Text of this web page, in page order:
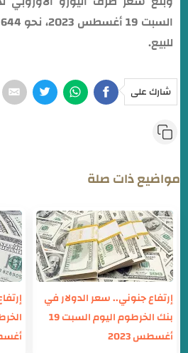
للبيع.
شارك على
مواضيع ذات صلة
إرتفاع جنوني.. سعر الدولار في
بنك الخرطوم اليوم السبت 19
أغسطس 2023